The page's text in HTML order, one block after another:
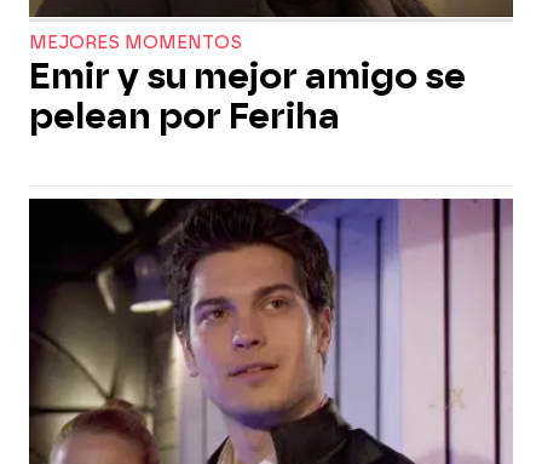
MEJORES MOMENTOS
Emir y su mejor amigo se
pelean por Feriha